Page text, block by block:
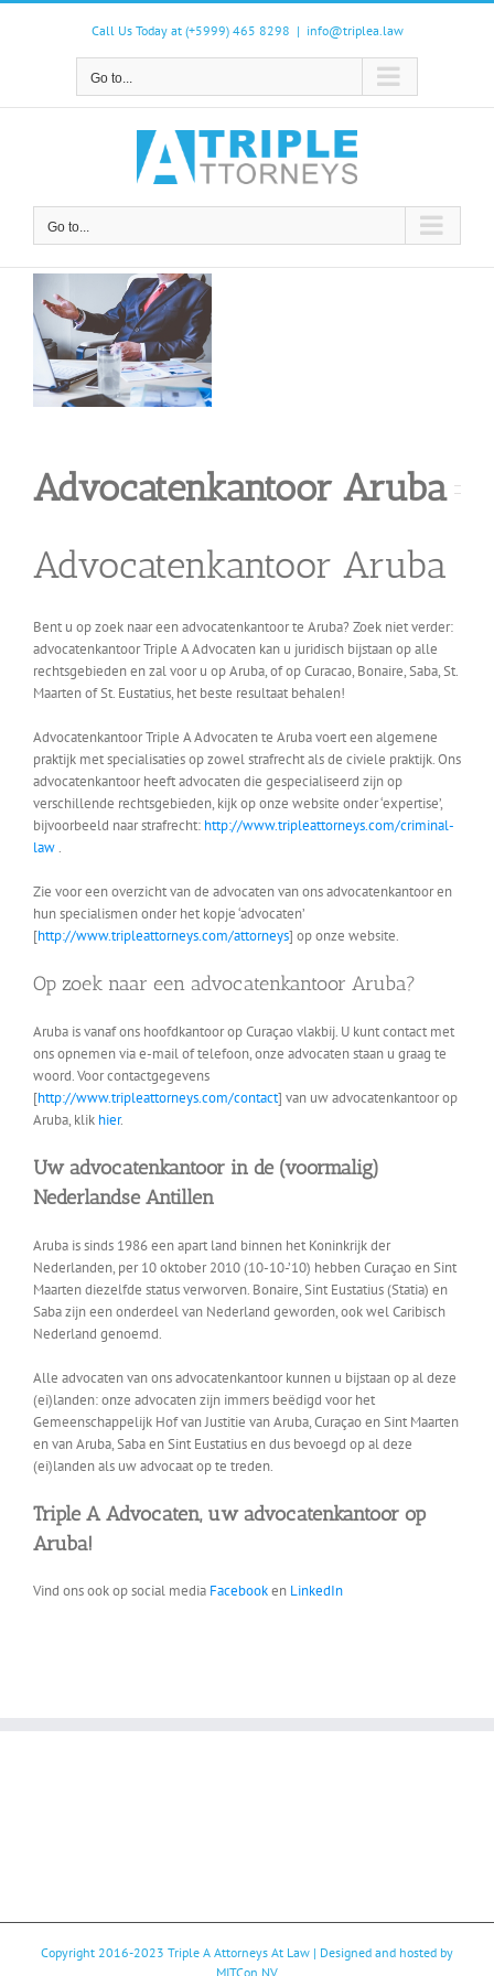
Skip
Call Us Today at (+5999) 465 8298 | info@triplea.law
Go to...
Go to...
Advocatenkantoor Aruba
Advocatenkantoor Aruba
Bent u op zoek naar een advocatenkantoor te Aruba? Zoek niet verder:
advocatenkantoor Triple A Advocaten kan u juridisch bijstaan op alle
rechtsgebieden en zal voor u op Aruba, of op Curacao, Bonaire, Saba, St.
Maarten of St. Eustatius, het beste resultaat behalen!
Advocatenkantoor Triple A Advocaten te Aruba voert een algemene
praktijk met specialisaties op zowel strafrecht als de civiele praktijk. Ons
advocatenkantoor heeft advocaten die gespecialiseerd zijn op
verschillende rechtsgebieden, kijk op onze website onder ‘expertise’,
bijvoorbeeld naar strafrecht: http://www.tripleattorneys.com/criminal-
law.
Zie voor een overzicht van de advocaten van ons advocatenkantoor en
hun specialismen onder het kopje ‘advocaten’
[http://www.tripleattorneys.com/attorneys] op onze website.
Op zoek naar een advocatenkantoor Aruba?
Aruba is vanaf ons hoofdkantoor op Curaçao vlakbij. U kunt contact met
ons opnemen via e-mail of telefoon, onze advocaten staan u graag te
woord. Voor contactgegevens
[http://www.tripleattorneys.com/contact] van uw advocatenkantoor op
Aruba, klik hier.
Uw advocatenkantoor in de (voormalig)
Nederlandse Antillen
Aruba is sinds 1986 een apart land binnen het Koninkrijk der
Nederlanden, per 10 oktober 2010 (10-10-’10) hebben Curaçao en Sint
Maarten diezelfde status verworven. Bonaire, Sint Eustatius (Statia) en
Saba zijn een onderdeel van Nederland geworden, ook wel Caribisch
Nederland genoemd.
Alle advocaten van ons advocatenkantoor kunnen u bijstaan op al deze
(ei)landen: onze advocaten zijn immers beëdigd voor het
Gemeenschappelijk Hof van Justitie van Aruba, Curaçao en Sint Maarten
en van Aruba, Saba en Sint Eustatius en dus bevoegd op al deze
(ei)landen als uw advocaat op te treden.
Triple A Advocaten, uw advocatenkantoor op
Aruba!
Vind ons ook op social media Facebooken LinkedIn
Copyright 2016-2023 Triple A Attorneys At Law | Designed and hosted by
MITCon NV